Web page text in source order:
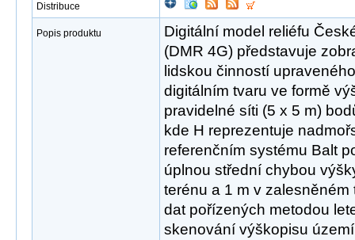
Distribuce
Popis produktu
Digitální model reliéfu
(DMR 4G) představuje
lidskou činností
digitálním tvaru ve formě
pravidelné síti (5 x 5 m)
kde H reprezentuje
referenčním systému Balt
úplnou střední chybou
terénu a 1 m v
dat pořízených metodou
skenování výškopisu